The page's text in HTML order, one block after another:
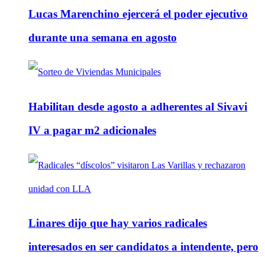
Lucas Marenchino ejercerá el poder ejecutivo
durante una semana en agosto
Habilitan desde agosto a adherentes al Sivavi
IV a pagar m2 adicionales
Linares dijo que hay varios radicales
interesados en ser candidatos a intendente, pero